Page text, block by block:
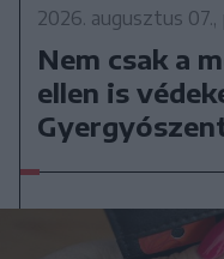
2026. augusztus
Nem csak a
ellen is